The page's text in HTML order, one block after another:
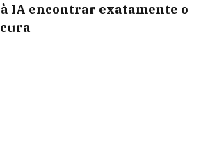
IA encontrar exatamente o